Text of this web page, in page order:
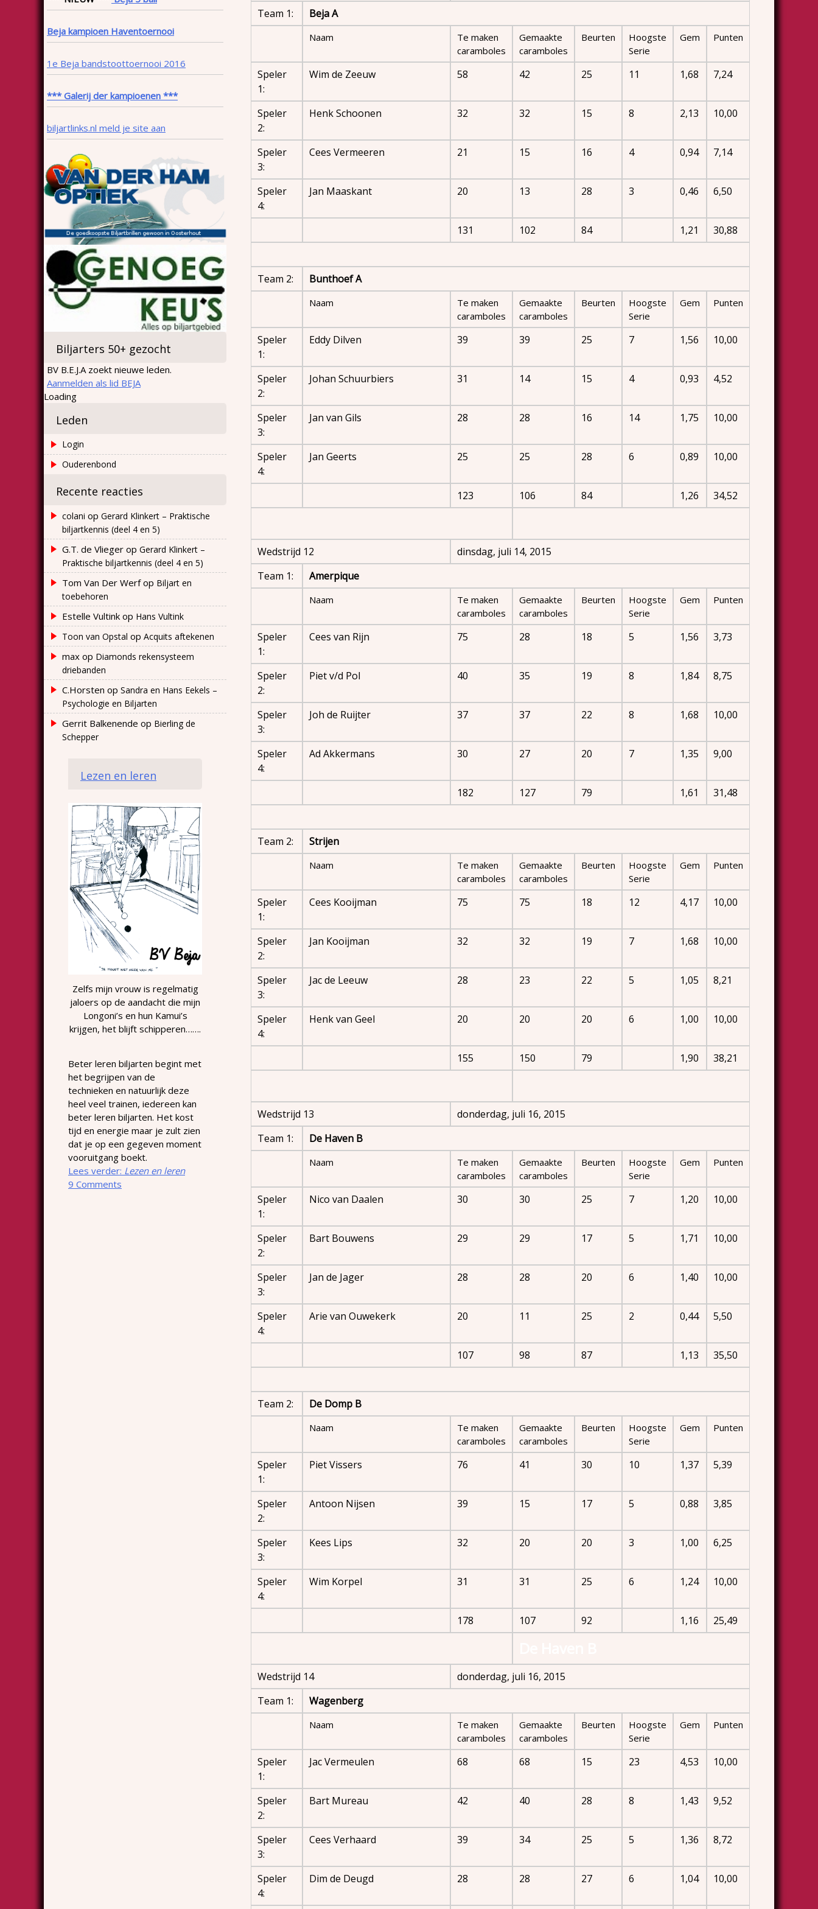
Team 1:
Beja A
Naam
Te maken
caramboles
Gemaakte
caramboles
Beurten
Hoogste
Serie
Gem Punten
Speler
1:
Wim de Zeeuw 58 42 25 11 1,68 7,24
Speler
2:
Henk Schoonen 32 32 15 8 2,13 10,00
Speler
3:
Cees Vermeeren 21 15 16 4 0,94 7,14
Speler
4:
Jan Maaskant 20 13 28 3 0,46 6,50
131 102 84 1,21 30,88
Team 2: Bunthoef A
Naam
Te maken
caramboles
Gemaakte
caramboles
Beurten
Hoogste
Serie
Gem Punten
Speler
1:
Eddy Dilven 39 39 25 7 1,56 10,00
Speler
2:
Johan Schuurbiers 31 14 15 4 0,93 4,52
Speler
3:
Jan van Gils 28 28 16 14 1,75 10,00
Speler
4:
Jan Geerts 25 25 28 6 0,89 10,00
123 106 84 1,26 34,52
Wedstrijd 12
dinsdag, juli 14, 2015
Team 1:
Amerpique
Naam
Te maken
caramboles
Gemaakte
caramboles
Beurten
Hoogste
Serie
Gem Punten
Speler
1:
Cees van Rijn 75 28 18 5 1,56 3,73
Speler
2:
Piet v/d Pol 40 35 19 8 1,84 8,75
Speler
3:
Joh de Ruijter 37 37 22 8 1,68 10,00
Speler
4:
Ad Akkermans 30 27 20 7 1,35 9,00
182 127 79 1,61 31,48
Team 2: Strijen
Naam
Te maken
caramboles
Gemaakte
caramboles
Beurten
Hoogste
Serie
Gem Punten
Speler
1:
Cees Kooijman 75 75 18 12 4,17 10,00
Speler
2:
Jan Kooijman 32 32 19 7 1,68 10,00
Speler
3:
Jac de Leeuw 28 23 22 5 1,05 8,21
Speler
4:
Henk van Geel 20 20 20 6 1,00 10,00
155 150 79 1,90 38,21
Wedstrijd 13
donderdag, juli 16, 2015
Team 1:
De Haven B
Naam
Te maken
caramboles
Gemaakte
caramboles
Beurten
Hoogste
Serie
Gem Punten
Speler
1:
Nico van Daalen 30 30 25 7 1,20 10,00
Speler
2:
Bart Bouwens 29 29 17 5 1,71 10,00
Speler
3:
Jan de Jager 28 28 20 6 1,40 10,00
Speler
4:
Arie van Ouwekerk 20 11 25 2 0,44 5,50
107 98 87 1,13 35,50
Team 2: De Domp B
Naam
Te maken
caramboles
Gemaakte
caramboles
Beurten
Hoogste
Serie
Gem Punten
Speler
1:
Piet Vissers 76 41 30 10 1,37 5,39
Speler
2:
Antoon Nijsen 39 15 17 5 0,88 3,85
Speler
3:
Kees Lips 32 20 20 3 1,00 6,25
Speler
4:
Wim Korpel 31 31 25 6 1,24 10,00
178 107 92 1,16 25,49
Wedstrijd 14
donderdag, juli 16, 2015
Team 1:
Wagenberg
Naam
Te maken
caramboles
Gemaakte
caramboles
Beurten
Hoogste
Serie
Gem Punten
Speler
1:
Jac Vermeulen 68 68 15 23 4,53 10,00
Speler
2:
Bart Mureau 42 40 28 8 1,43 9,52
Speler
3:
Cees Verhaard 39 34 25 5 1,36 8,72
Speler
4:
Dim de Deugd 28 28 27 6 1,04 10,00
Beja kampioen Haventoernooi
1e Beja bandstoottoernooi 2016
*** Galerij der kampioenen ***
biljartlinks.nl meld je site aan
Biljarters 50+ gezocht
BV B.E.J.A zoekt nieuwe leden.
Aanmelden als lid BEJA
Loading
Leden
Login
Ouderenbond
Recente reacties
colani op Gerard Klinkert – Praktische
biljartkennis (deel 4 en 5)
G.T. de Vlieger op Gerard Klinkert –
Praktische biljartkennis (deel 4 en 5)
Tom Van Der Werfop Biljart en
toebehoren
Estelle Vultink op Hans Vultink
Toon van Opstal op Acquits aftekenen
max op Diamonds rekensysteem
driebanden
C.Horsten op Sandra en Hans Eekels –
Psychologie en Biljarten
Gerrit Balkenende op Bierling de
Schepper
Lezen en leren
Zelfs mijn vrouw is regelmatig
jaloers op de aandacht die mijn
Longoni’s en hun Kamui’s
krijgen, het blijft schipperen…….
Beter leren biljarten begint met
het begrijpen van de
technieken en natuurlijk deze
heel veel trainen, iedereen kan
beter leren biljarten. Het kost
tijd en energie maar je zult zien
dat je op een gegeven moment
vooruitgang boekt.
Lees verder: Lezen en leren
9 Comments